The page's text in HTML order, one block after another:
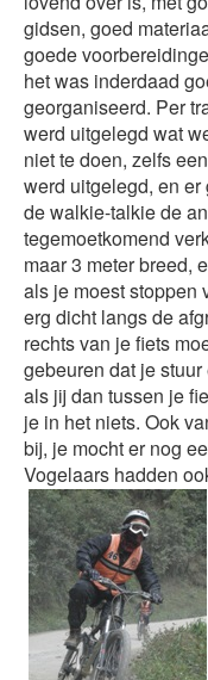
gidsen, goed
goede
het was inderdaad
georganiseerd. Per
werd uitgelegd wat
niet te doen, zelfs
werd uitgelegd, en
de walkie-talkie de
tegemoetkomend
maar 3 meter breed,
als je moest stoppen
erg dicht langs de
rechts van je fiets
gebeuren dat je
als jij dan tussen je
je in het niets. Ook
bij, je mocht er nog
Vogelaars hadden